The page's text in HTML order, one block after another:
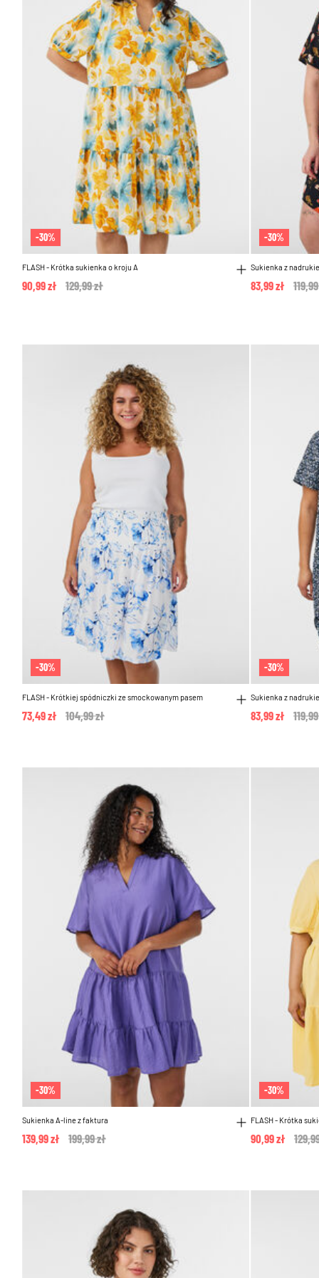
-30%
FLASH - Krótka sukienka o kroju A
Price reduced from
129,99 zł
90,99 zł
-30%
Sukienka z
Price
83,99 zł
-30%
FLASH - Krótkiej spódniczki ze smockowanym pasem
Price reduced from
104,99 zł
73,49 zł
-30%
Sukienka z
Price
83,99 zł
-30%
Sukienka A-line z faktura
Price reduced from
199,99 zł
139,99 zł
-30%
FLASH - Krótka
Price
90,99 zł